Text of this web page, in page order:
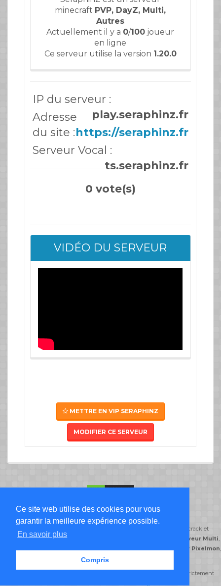
Ce site web utilise des cookies pour vous
garantir la meilleure expérience possible.
En savoir plus
Compris
minecraft PVP, DayZ, Multi,
Autres
Actuellement il y a 0/100 joueur
en ligne
Ce serveur utilise la version 1.20.0
IP du serveur :
play.seraphinz.fr
Adresse
du site :https://seraphinz.fr
Serveur Vocal :
ts.seraphinz.fr
0 vote(s)
VIDÉO DU SERVEUR
METTRE EN VIP SERAPHINZ
MODIFIER CE SERVEUR
Liste Serveur Minecraft
ServeursMinecraft.org classe ses serveurs minecraft par type de jeu: crack et
premium,serveur Freebuild serveur Multi,
serveur Pixelmon,
serveur Prison
© serveursminecraft.org 2014-2026 Tous droits réservés reproduction strictement